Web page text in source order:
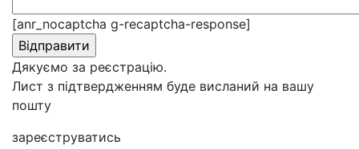
[anr_nocaptcha g-recaptcha-response]
Дякуємо за реєстрацію.
Лист з підтвердженням буде висланий на вашу
пошту
зареєструватись